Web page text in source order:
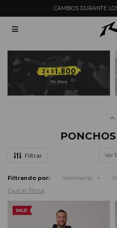
CAMBIOS DURANTE

Ver
Filtrando por: Vestimenta
Quitar filtros